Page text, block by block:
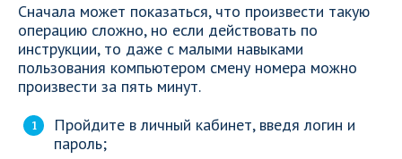
Сначала может показаться, что произвести такую
операцию сложно, но если действовать по
инструкции, то даже с малыми навыками
пользования компьютером смену номера можно
произвести за пять минут.
Пройдите в личный кабинет, введя логин и
пароль;